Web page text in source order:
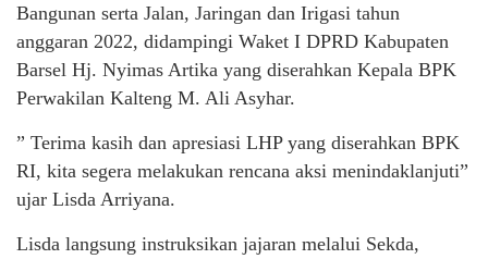
Bangunan serta Jalan, Jaringan dan Irigasi tahun
anggaran 2022, didampingi Waket I DPRD Kabupaten
Barsel Hj. Nyimas Artika yang diserahkan Kepala BPK
Perwakilan Kalteng M. Ali Asyhar.
” Terima kasih dan apresiasi LHP yang diserahkan BPK
RI, kita segera melakukan rencana aksi menindaklanjuti”
ujar Lisda Arriyana.
Lisda langsung instruksikan jajaran melalui Sekda,